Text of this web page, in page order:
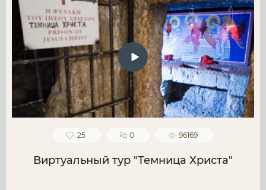
25 0 96169
Виртуальный тур "Темница Христа"